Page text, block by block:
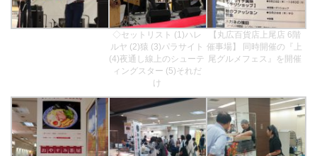
◇セットリスト (1)ハレ
ルヤ (2)猿 (3)パラサイト
(4)夜通し線上のシューテ
ィングスター (5)それだ
け
【丸広百貨店上尾店 6階
催事場】 同時開催の『上
尾グルメフェス』を開催